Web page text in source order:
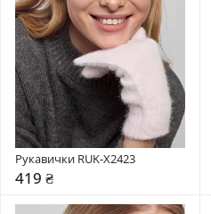
Рукавички RUK-X2423
419 ₴